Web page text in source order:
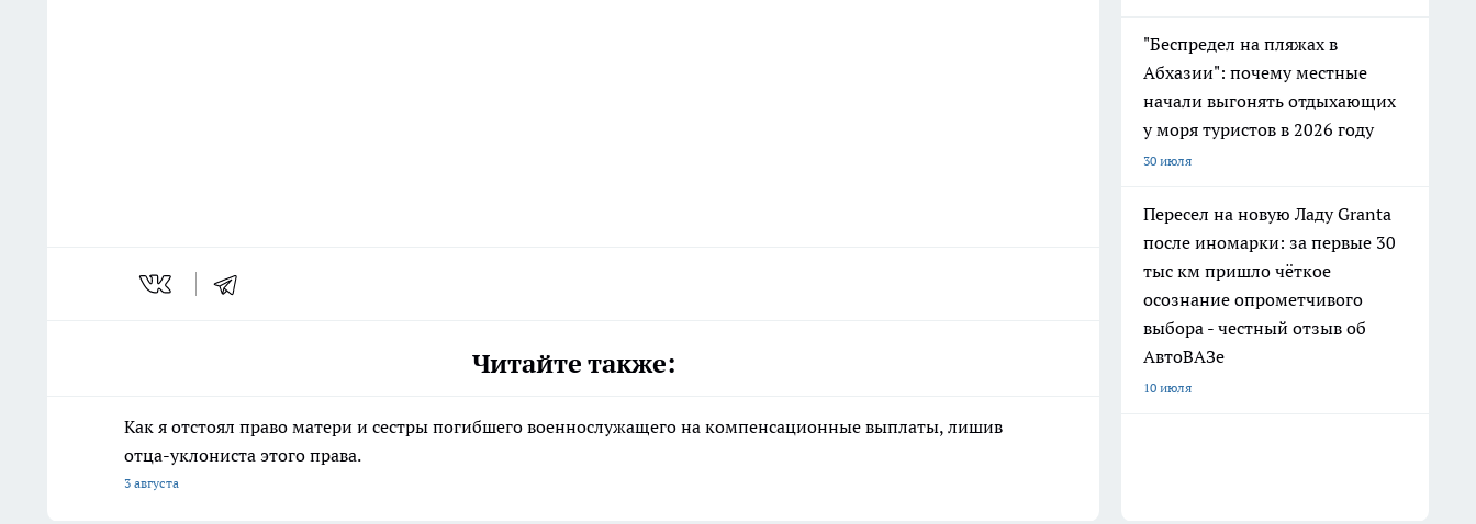
Читайте также:
Как я отстоял право матери и сестры погибшего военнослужащего на компенсационные выплаты, лишив
отца-уклониста этого права.
3 августа
"Беспредел на пляжах в
Абхазии": почему местные
начали выгонять отдыхающих
у моря туристов в 2026 году
30 июля
Пересел на новую Ладу Granta
после иномарки: за первые 30
тыс км пришло чёткое
осознание опрометчивого
выбора - честный отзыв об
АвтоВАЗе
10 июля